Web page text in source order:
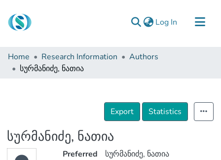
Log In (current)
Communities & Collections
Browse
Home Research Information
Authors
სურმანიძე, ნათია
Export Statistics
სურმანიძე, ნათია
Preferred
სურმანიძე, ნათია